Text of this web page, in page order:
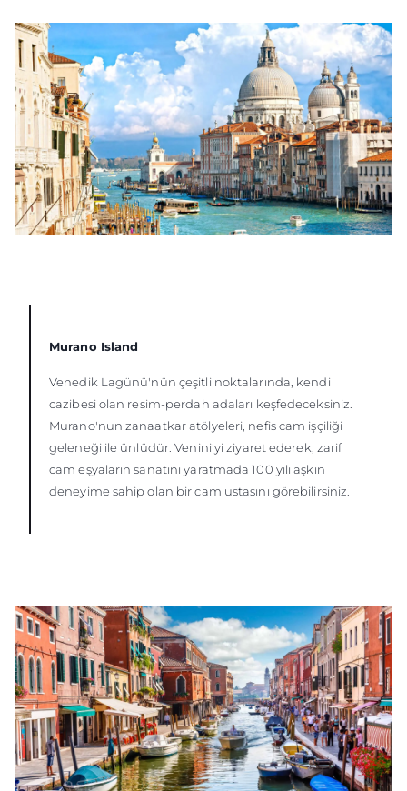
Murano Island
Venedik Lagünü'nün çeşitli noktalarında, kendi
cazibesi olan resim-perdah adaları keşfedeceksiniz.
Murano'nun zanaatkar atölyeleri, nefis cam işçiliği
geleneği ile ünlüdür. Venini'yi ziyaret ederek, zarif
cam eşyaların sanatını yaratmada 100 yılı aşkın
deneyime sahip olan bir cam ustasını görebilirsiniz.